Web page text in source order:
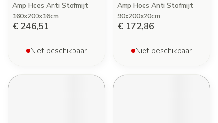
Amp Hoes Anti Stofmijt
160x200x16cm
€ 246,51
Niet beschikbaar
Amp Hoes Anti Stofmijt
90x200x20cm
€ 172,86
Niet beschikbaar